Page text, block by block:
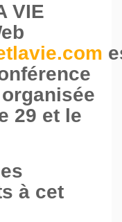
VIE
29 et le
à cet